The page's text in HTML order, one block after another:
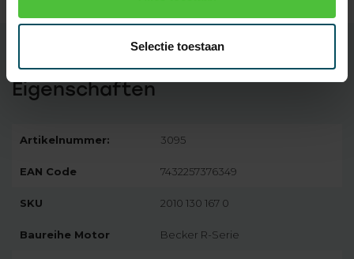
Selectie toestaan
Eigenschaften
Artikelnummer: 3095
EAN Code 7432257376349
SKU 2010 130 167 0
Baureihe Motor Becker R-Serie